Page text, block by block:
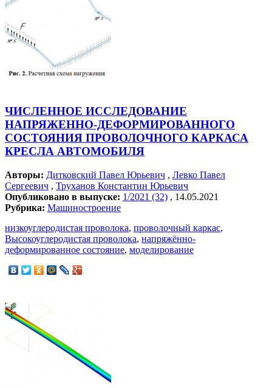
ЧИСЛЕННОЕ ИССЛЕДОВАНИЕ
НАПРЯЖЕННО-ДЕФОРМИРОВАННОГО
СОСТОЯНИЯ ПРОВОЛОЧНОГО КАРКАСА
КРЕСЛА АВТОМОБИЛЯ
Авторы: Дитковский Павел Юрьевич , Левко Павел
Сергеевич , Труханов Константин Юрьевич
Опубликовано в выпуске: 1/2021 (32) , 14.05.2021
Рубрика: Машиностроение
низкоуглеродистая проволока, проволочный каркас,
Высокоуглеродистая проволока, напряжённо-
деформированное состояние, моделирование